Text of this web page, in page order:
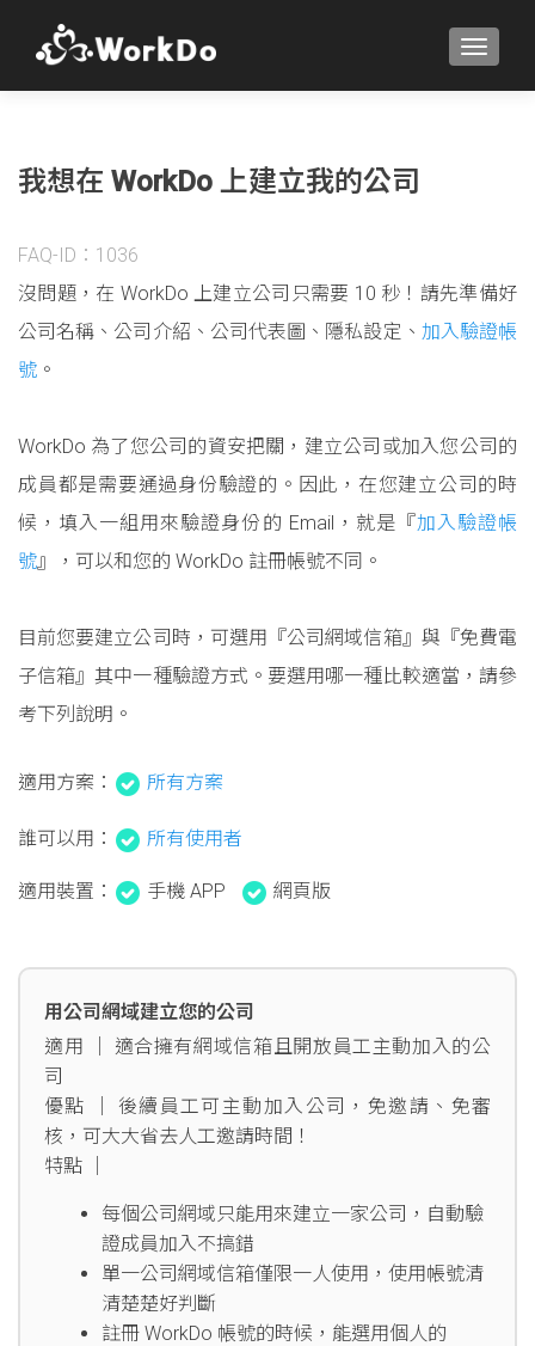
我想在 WorkDo 上建立我的公司
FAQ-ID：1036
沒問題，在 WorkDo 上建立公司只需要 10 秒！請先準備好
公司名稱、公司介紹、公司代表圖、隱私設定、 加入驗證帳
號 。
WorkDo 為了您公司的資安把關，建立公司或加入您公司的
成員都是需要通過身份驗證的。因此，在您建立公司的時
候，填入一組用來驗證身份的 Email，就是『加入驗證帳
號』，可以和您的 WorkDo 註冊帳號不同。
目前您要建立公司時，可選用『公司網域信箱』與『免費電
子信箱』其中一種驗證方式。要選用哪一種比較適當，請參
考下列說明。
適用方案： 所有方案
誰可以用： 所有使用者
適用裝置： 手機 APP 網頁版
用公司網域建立您的公司
適用 │ 適合擁有網域信箱且開放員工主動加入的公
司
優點 │ 後續員工可主動加入公司，免邀請、免審
核，可大大省去人工邀請時間！
特點 │
每個公司網域只能用來建立一家公司，自動驗
證成員加入不搞錯
單一公司網域信箱僅限一人使用，使用帳號清
清楚楚好判斷
註冊 WorkDo 帳號的時候，能選用個人的